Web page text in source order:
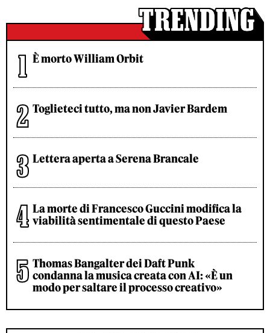
È morto William Orbit
Toglieteci tutto, ma non Javier Bardem
Lettera aperta a Serena Brancale
La morte di Francesco Guccini modifica la
viabilità sentimentale di questo Paese
Thomas Bangalter dei Daft Punk
condanna la musica creata con AI: «È un
modo per saltare il processo creativo»